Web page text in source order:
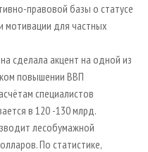
правовой базы о статусе
мотивации для частных
сделала акцент на одной из
повышении ВВП
специалистов
в 120 -130 млрд.
лесобумажной
По статистике,